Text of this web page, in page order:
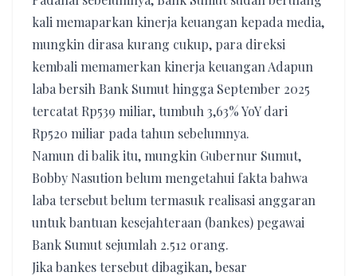
kali memaparkan kinerja keuangan kepada media,
mungkin dirasa kurang cukup, para direksi
kembali memamerkan kinerja keuangan Adapun
laba bersih Bank Sumut hingga September 2025
tercatat Rp539 miliar, tumbuh 3,63% YoY dari
Rp520 miliar pada tahun sebelumnya.
Namun di balik itu, mungkin Gubernur Sumut,
Bobby Nasution belum mengetahui fakta bahwa
laba tersebut belum termasuk realisasi anggaran
untuk bantuan kesejahteraan (bankes) pegawai
Bank Sumut sejumlah 2.512 orang.
Jika bankes tersebut dibagikan, besar